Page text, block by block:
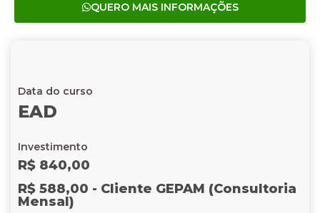
QUERO MAIS INFORMAÇÕES
Data do curso
EAD
Investimento
R$ 840,00
R$ 588,00 - Cliente GEPAM (Consultoria
Mensal)